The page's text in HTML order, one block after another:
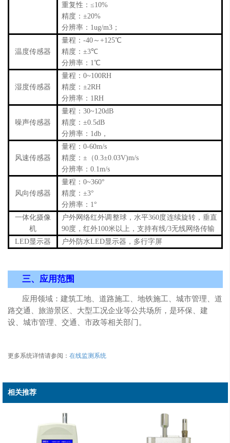
重复性：≤10%
精度： ±20%
分辨率：1ug/m3；
温度传感器
量程：-40～+125℃
精度： ±3℃
分辨率：1℃
湿度传感器
量程：0~100RH
精度：±2RH
分辨率：1RH
噪声传感器
量程：30~120dB
精度：±0.5dB
分辨率：1db，
风速传感器
量程：0-60m/s
精度：±（0.3±0.03V)m/s
分辨率：0.1m/s
风向传感器
量程：0~360°
精度：±3°
分辨率：1°
一体化摄像
机
户外网络红外调整球，水平360度连续旋转，垂直
90度，红外100米以上，支持有线/3无线网络传输
LED显示器
户外防水LED显示器，多行字屏
三、 应用范围
应用领域：建筑工地、道路施工、地铁施工、城市管理、道
路交通、旅游景区、大型工况企业等公共场所，是环保、建
设、城市管理、交通、市政等相关部门。
更多系统详情请参阅： 在线监测系统
相关推荐